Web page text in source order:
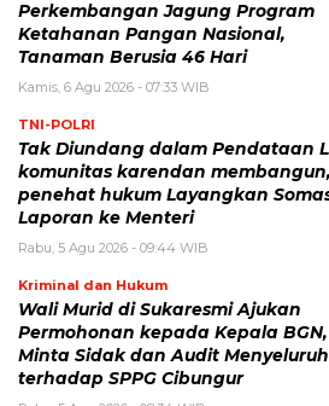
Perkembangan Jagung Program
Ketahanan Pangan Nasional,
Tanaman Berusia 46 Hari
Kamis, 6 Agu 2026 - 07:33 WIB
TNI-POLRI
Tak Diundang dalam Pendataan
komunitas karendan
penehat hukum Layangkan
Laporan ke Menteri
Rabu, 5 Agu 2026 - 09:44 WIB
Kriminal dan Hukum
Wali Murid di Sukaresmi Ajukan
Permohonan kepada Kepala BGN,
Minta Sidak dan Audit Menyeluruh
terhadap SPPG Cibungur